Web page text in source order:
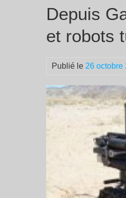
Depuis
et robots
Publié le 26 octobre